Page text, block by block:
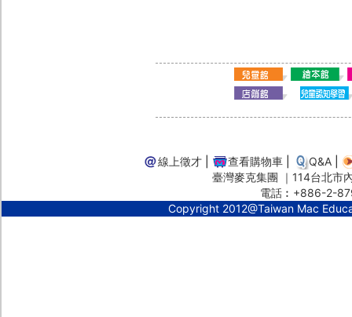
線上徵才 查看購物車 Q&A
臺灣麥克集團 ｜114台北
電話︰+886-2-
Copyright 2012@Taiwan Mac